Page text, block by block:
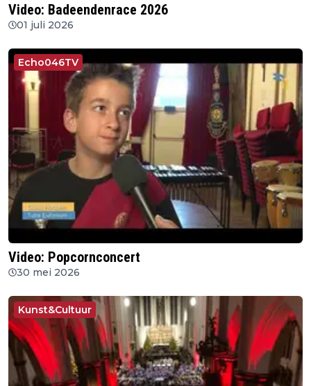
Video: Badeendenrace 2026
01 juli 2026
Echo046TV
Video: Popcornconcert
30 mei 2026
Kunst&Cultuur